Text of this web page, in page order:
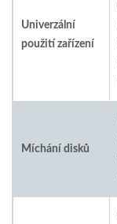
Univerzální
použití zařízení
Míchání disků